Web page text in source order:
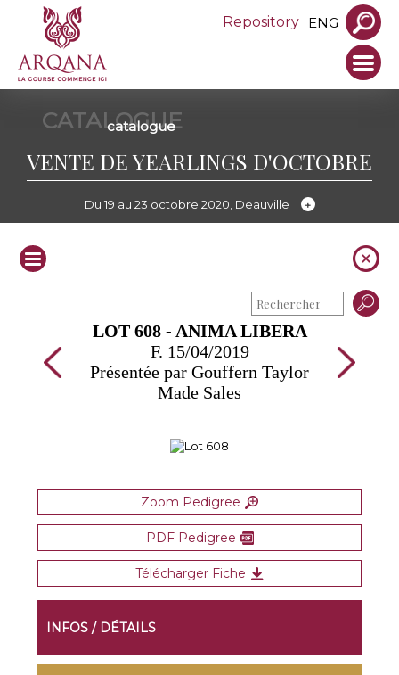
Repository ENG
CATALOGUE
catalogue
VENTE DE YEARLINGS D'OCTOBRE
Du 19 au 23 octobre 2020, Deauville
LOT 608 - ANIMA LIBERA
F. 15/04/2019
Présentée par Gouffern Taylor
Made Sales
Zoom Pedigree
PDF Pedigree
Télécharger Fiche
INFOS / DÉTAILS